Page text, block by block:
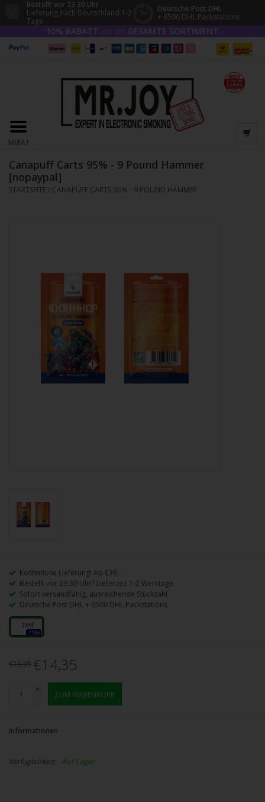
Bestellt vor 23:30 Uhr
Lieferung nach Deutschland 1-2
Tage
Deutsche Post DHL
+ 6500 DHL Packstations
10% RABATT GESAMTE SORTIMENT
MENU
Canapuff Carts 95% - 9 Pound Hammer
[nopaypal]
STARTSEITE / CANAPUFF CARTS 95% - 9 POUND HAMMER
Kostenlose Lieferung! Ab €38,-
Bestellt vor 23:30 Uhr? Lieferzeit 1-2 Werktage
Sofort versandfähig, ausreichende Stückzahl
Deutsche Post DHL + 6500 DHL Packstations
1ml
115x
€15,95 €14,35
+
-
ZUM WARENKORB
Informationen
Verfügbarkeit: Auf Lager